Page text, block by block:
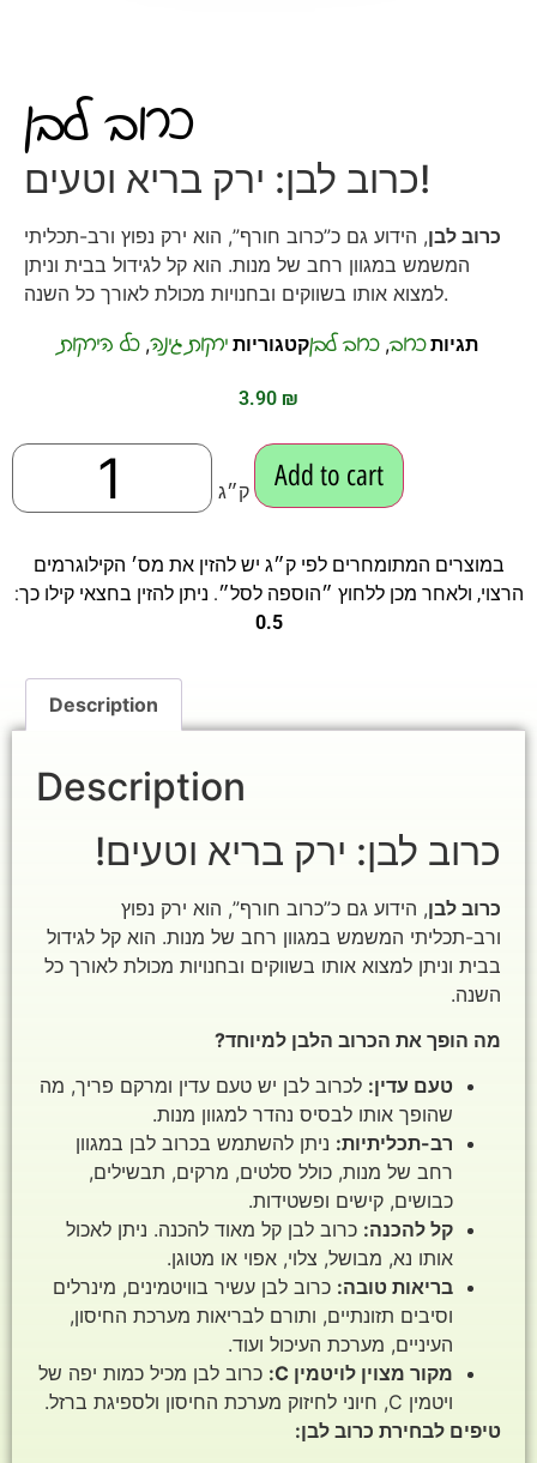
כרוב לבן
כרוב לבן: ירק בריא וטעים!
כרוב לבן, הידוע גם כ”כרוב חורף”, הוא ירק נפוץ ורב-תכליתי
המשמש במגוון רחב של מנות. הוא קל לגידול בבית וניתן
למצוא אותו בשווקים ובחנויות מכולת לאורך כל השנה.
קטגוריותירקות גינה,כל הירקות תגיותכרוב,כרוב לבן
3.90 ₪
ק״ג Add to cart
במוצרים המתומחרים לפי ק״ג יש להזין את מס׳ הקילוגרמים
הרצוי, ולאחר מכן ללחוץ ״הוספה לסל״. ניתן להזין בחצאי קילו כך:
0.5
Description
Description
כרוב לבן: ירק בריא וטעים!
כרוב לבן, הידוע גם כ”כרוב חורף”, הוא ירק נפוץ
ורב-תכליתי המשמש במגוון רחב של מנות. הוא קל לגידול
בבית וניתן למצוא אותו בשווקים ובחנויות מכולת לאורך כל
השנה.
מה הופך את הכרוב הלבן למיוחד?
טעם עדין: לכרוב לבן יש טעם עדין ומרקם פריך, מה
שהופך אותו לבסיס נהדר למגוון מנות.
רב-תכליתיות: ניתן להשתמש בכרוב לבן במגוון
רחב של מנות, כולל סלטים, מרקים, תבשילים,
כבושים, קישים ופשטידות.
קל להכנה: כרוב לבן קל מאוד להכנה. ניתן לאכול
אותו נא, מבושל, צלוי, אפוי או מטוגן.
בריאות טובה: כרוב לבן עשיר בוויטמינים, מינרלים
וסיבים תזונתיים, ותורם לבריאות מערכת החיסון,
העיניים, מערכת העיכול ועוד.
מקור מצוין לויטמין C:
כרוב לבן מכיל כמות יפה של
ויטמין C, חיוני לחיזוק מערכת החיסון ולספיגת ברזל.
טיפים לבחירת כרוב לבן: